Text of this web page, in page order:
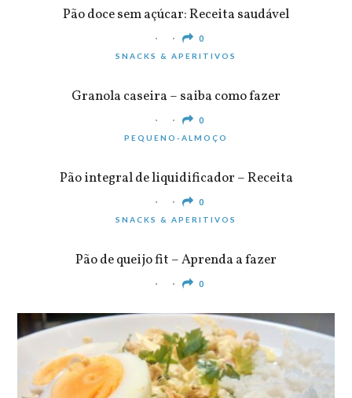
Pão doce sem açúcar: Receita saudável
0
SNACKS & APERITIVOS
Granola caseira – saiba como fazer
0
PEQUENO-ALMOÇO
Pão integral de liquidificador – Receita
0
SNACKS & APERITIVOS
Pão de queijo fit – Aprenda a fazer
0